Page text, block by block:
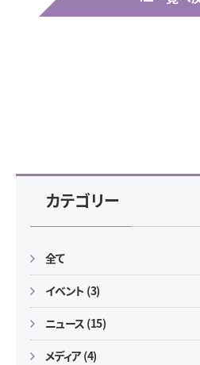
o
カテゴリー
全て
イベント (3)
ニュース (15)
メディア (4)